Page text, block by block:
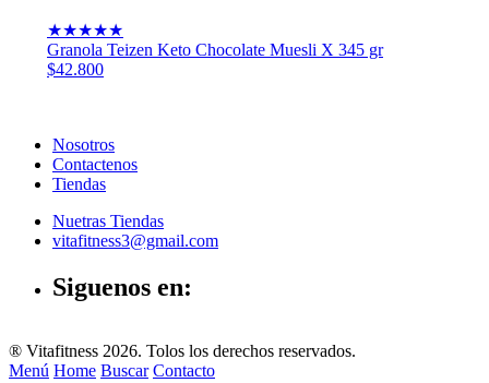
★★★★★
Granola Teizen Keto Chocolate Muesli X 345 gr
$42.800
Nosotros
Contactenos
Tiendas
Nuetras Tiendas
vitafitness3@gmail.com
Siguenos en:
® Vitafitness 2026. Tolos los derechos reservados.
Menú Home Buscar Contacto